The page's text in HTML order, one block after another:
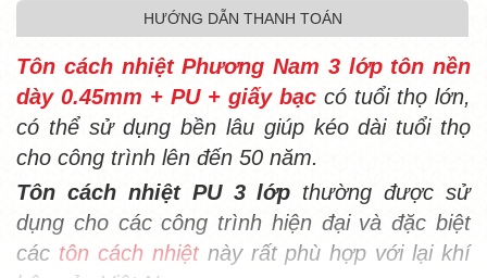
HƯỚNG DẪN THANH TOÁN
Tôn cách nhiệt Phương Nam 3 lớp tôn nền
dày 0.45mm + PU + giấy bạc có tuổi thọ lớn,
có thể sử dụng bền lâu giúp kéo dài tuổi thọ
cho công trình lên đến 50 năm.
Tôn cách nhiệt PU 3 lớp thường được sử
dụng cho các công trình hiện đại và đặc biệt
các tôn cách nhiệt này rất phù hợp với lại khí